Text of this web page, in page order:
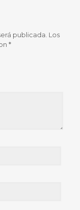
publicada. Los
*